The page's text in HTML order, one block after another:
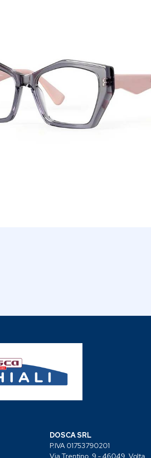
DOSCA SRL
P.IVA 01753790201
Via Trentino, 9 - 46049, Volta